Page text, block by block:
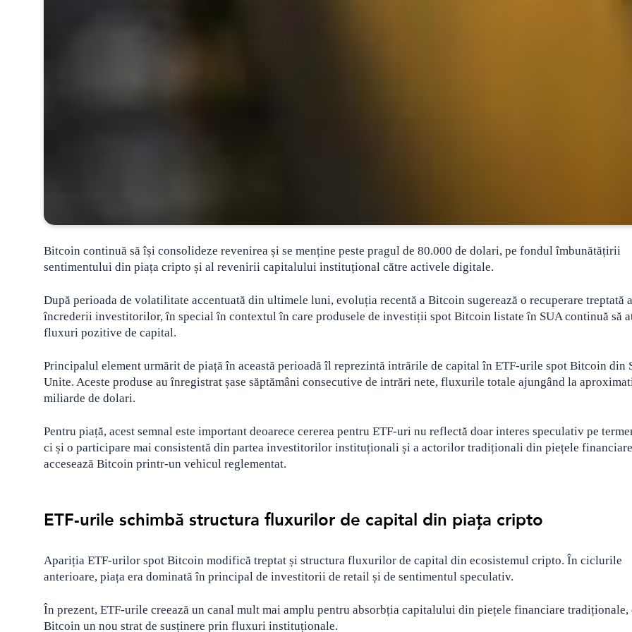
Bitcoin continuă să își consolideze revenirea și se menține peste pragul de 80.000 de dolari, pe fondul îmbunătățirii
sentimentului din piața cripto și al revenirii capitalului instituțional către activele digitale.
După perioada de volatilitate accentuată din ultimele luni, evoluția recentă a Bitcoin sugerează o recuperare treptată a
încrederii investitorilor, în special în contextul în care produsele de investiții spot Bitcoin listate în SUA continuă să
fluxuri pozitive de capital.
Principalul element urmărit de piață în această perioadă îl reprezintă intrările de capital în ETF-urile spot Bitcoin din
Unite. Aceste produse au înregistrat șase săptămâni consecutive de intrări nete, fluxurile totale ajungând la
miliarde de dolari.
Pentru piață, acest semnal este important deoarece cererea pentru ETF-uri nu reflectă doar interes speculativ pe
ci și o participare mai consistentă din partea investitorilor instituționali și a actorilor tradiționali din piețele
accesează Bitcoin printr-un vehicul reglementat.
ETF-urile schimbă structura fluxurilor de capital din piața cripto
Apariția ETF-urilor spot Bitcoin modifică treptat și structura fluxurilor de capital din ecosistemul cripto. În ciclurile
anterioare, piața era dominată în principal de investitorii de retail și de sentimentul speculativ.
În prezent, ETF-urile creează un canal mult mai amplu pentru absorbția capitalului din piețele financiare
Bitcoin un nou strat de susținere prin fluxuri instituționale.